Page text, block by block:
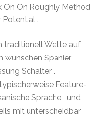
On On Roughly Method
Potential .
traditionell Wette auf
wünschen Spanier
Schalter .
Feature-
Sprache , und
mit unterscheidbar